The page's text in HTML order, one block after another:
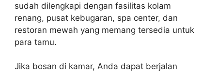
sudah dilengkapi dengan fasilitas kolam
renang, pusat kebugaran, spa center, dan
restoran mewah yang memang tersedia untuk
para tamu.
Jika bosan di kamar, Anda dapat berjalan